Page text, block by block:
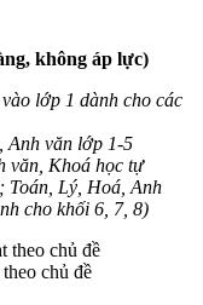
không áp lực)
lớp 1 dành cho các
Anh văn lớp 1-5
văn, Khoá học tự
Toán, Lý, Hoá, Anh
cho khối 6, 7, 8)
theo chủ đề
chủ đề